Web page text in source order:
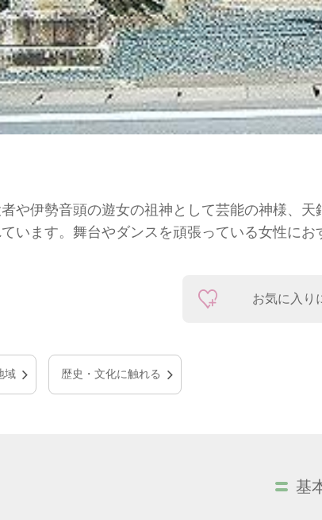
や伊勢音頭の遊女の祖神として芸能の神様、
います。舞台やダンスを頑張っている女性にお
お気に入り
域 歴史・文化に触れる
基